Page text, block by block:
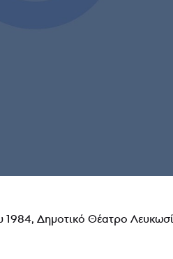
Δημοτικό Θέατρο